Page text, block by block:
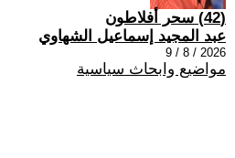
(42) سحر أفلاطون
عبد المجيد إسماعيل الشهاوي
2026 / 8 / 9
مواضيع وابحاث سياسية